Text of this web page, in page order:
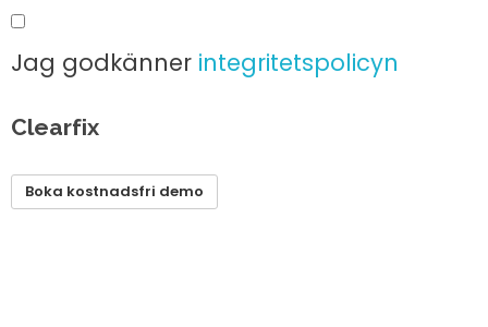
Jag godkänner integritetspolicyn
Clearfix
Boka kostnadsfri demo